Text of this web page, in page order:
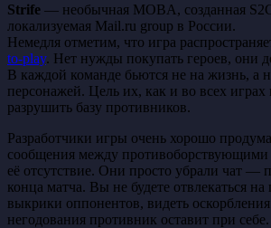
Strife
Strife — необычная MOBA, созданная
локализуемая Mail.ru group в России.
Немедля отметим, что игра
to-play. Нет нужды покупать героев, они
В каждой команде бьются не на жизнь, а
персонажей. Цель их, как и во всех
разрушить базу противников.
Разработчики игры очень хорошо
сообщения между противоборствующими
её отсутствие. Они просто убрали чат —
конца матча. Вы не будете отвлекаться
выкрики оппонентов, видеть
негодования противник оставит при себе.